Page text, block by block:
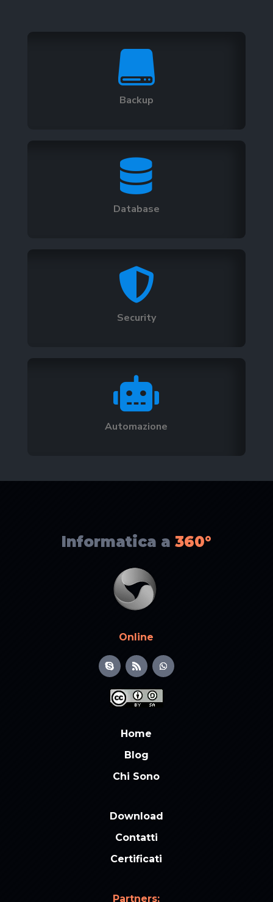

Backup

Database

Security

Automazione
Informatica a 360°
Online
Home
Blog
Chi Sono
Download
Contatti
Certificati
Partners: